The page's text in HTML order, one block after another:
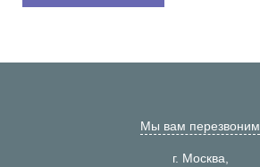
Мы вам перезвоним
г. Москва,